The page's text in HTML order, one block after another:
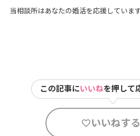
当相談所はあなたの婚活を応援していま
この記事にいいねを押して
いいねする